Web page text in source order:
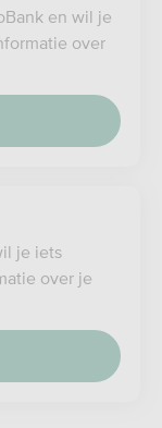
en wil je
over
je iets
over je